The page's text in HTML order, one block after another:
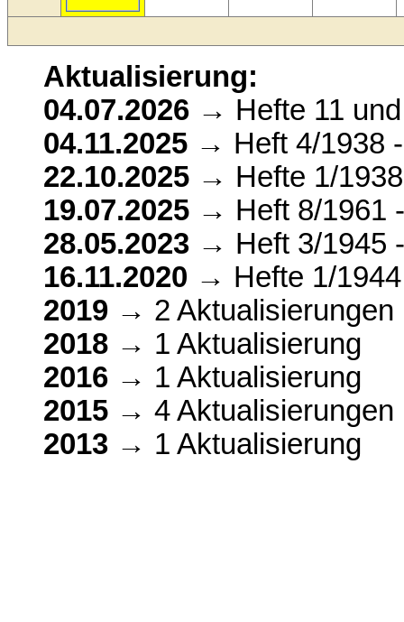
Aktualisierung:
04.07.2026 → Hefte 11
04.11.2025 → Heft 4/1938
22.10.2025 → Hefte 1/
19.07.2025 → Heft 8/1961
28.05.2023 → Heft 3/1945
16.11.2020 → Hefte 1/
2019 → 2 Aktualisierungen
2018 → 1 Aktualisierung
2016 → 1 Aktualisierung
2015 → 4 Aktualisierungen
2013 → 1 Aktualisierung